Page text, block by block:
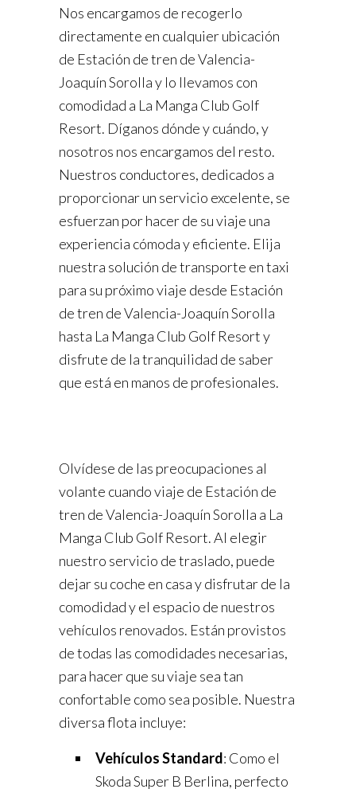
Nos encargamos de recogerlo
directamente en cualquier ubicación
de Estación de tren de Valencia-
Joaquín Sorolla y lo llevamos con
comodidad a La Manga Club Golf
Resort. Díganos dónde y cuándo, y
nosotros nos encargamos del resto.
Nuestros conductores, dedicados a
proporcionar un servicio excelente, se
esfuerzan por hacer de su viaje una
experiencia cómoda y eficiente. Elija
nuestra solución de transporte en taxi
para su próximo viaje desde Estación
de tren de Valencia-Joaquín Sorolla
hasta La Manga Club Golf Resort y
disfrute de la tranquilidad de saber
que está en manos de profesionales.
Olvídese de las preocupaciones al
volante cuando viaje de Estación de
tren de Valencia-Joaquín Sorolla a La
Manga Club Golf Resort. Al elegir
nuestro servicio de traslado, puede
dejar su coche en casa y disfrutar de la
comodidad y el espacio de nuestros
vehículos renovados. Están provistos
de todas las comodidades necesarias,
para hacer que su viaje sea tan
confortable como sea posible. Nuestra
diversa flota incluye:
Vehículos Standard: Como el
Skoda Super B Berlina, perfecto